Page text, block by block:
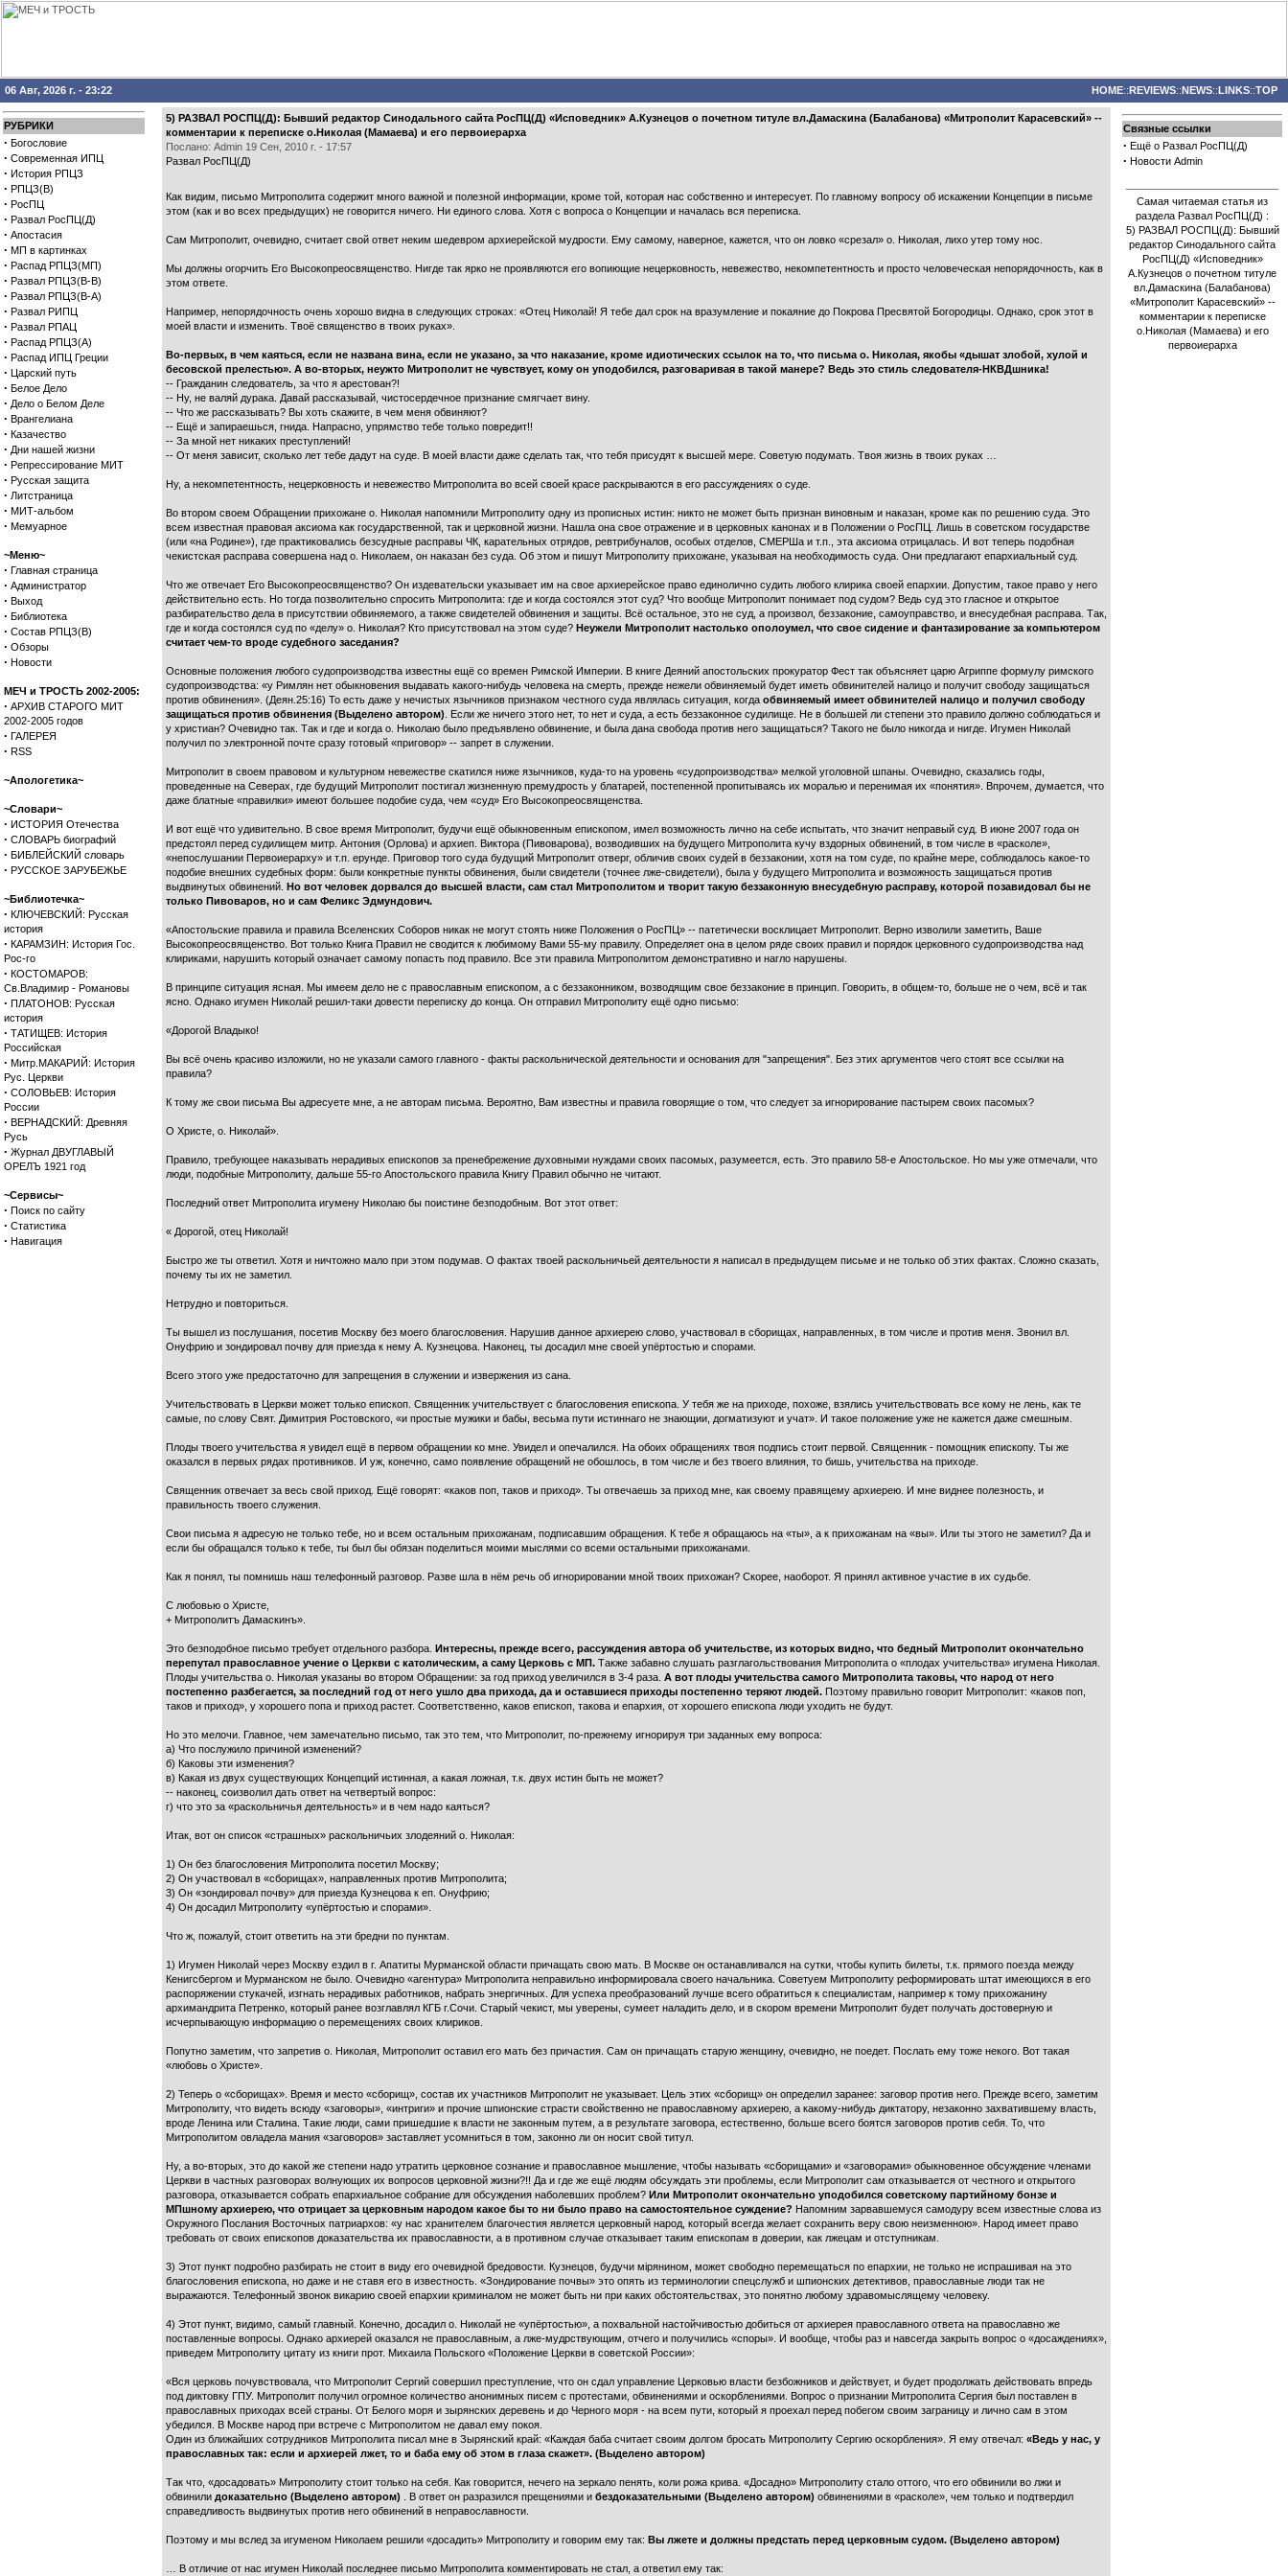
06 Авг, 2026 г. - 23:22 HOME::REVIEWS::NEWS::LINKS::TOP
РУБРИКИ
· Богословие
· Современная ИПЦ
· История РПЦЗ
· РПЦЗ(В)
· РосПЦ
· Развал РосПЦ(Д)
· Апостасия
· МП в картинках
· Распад РПЦЗ(МП)
· Развал РПЦЗ(В-В)
· Развал РПЦЗ(В-А)
· Развал РИПЦ
· Развал РПАЦ
· Распад РПЦЗ(А)
· Распад ИПЦ Греции
· Царский путь
· Белое Дело
· Дело о Белом Деле
· Врангелиана
· Казачество
· Дни нашей жизни
· Репрессирование МИТ
· Русская защита
· Литстраница
· МИТ-альбом
· Мемуарное
~Меню~
· Главная страница
· Администратор
· Выход
· Библиотека
· Состав РПЦЗ(В)
· Обзоры
· Новости
МЕЧ и ТРОСТЬ 2002-2005:
· АРХИВ СТАРОГО МИТ
2002-2005 годов
· ГАЛЕРЕЯ
· RSS
~Апологетика~
~Словари~
· ИСТОРИЯ Отечества
· СЛОВАРЬ биографий
· БИБЛЕЙСКИЙ словарь
· РУССКОЕ ЗАРУБЕЖЬЕ
~Библиотечка~
· КЛЮЧЕВСКИЙ: Русская
история
· КАРАМЗИН: История Гос.
Рос-го
· КОСТОМАРОВ:
Св.Владимир - Романовы
· ПЛАТОНОВ: Русская
история
· ТАТИЩЕВ: История
Российская
· Митр.МАКАРИЙ: История
Рус. Церкви
· СОЛОВЬЕВ: История
России
· ВЕРНАДСКИЙ: Древняя
Русь
· Журнал ДВУГЛАВЫЙ
ОРЕЛЪ 1921 год
~Сервисы~
· Поиск по сайту
· Статистика
· Навигация
5) РАЗВАЛ РОСПЦ(Д): Бывший редактор Синодального сайта РосПЦ(Д) «Исповедник» А.Кузнецов о почетном титуле вл.Дамаскина (Балабанова) «Митрополит Карасевский» --
комментарии к переписке о.Николая (Мамаева) и его первоиерарха
Послано: Admin 19 Сен, 2010 г. - 17:57
Развал РосПЦ(Д)
Как видим, письмо Митрополита содержит много важной и полезной информации, кроме той, которая нас собственно и интересует. По главному вопросу об искажении Концепции в письме
этом (как и во всех предыдущих) не говорится ничего. Ни единого слова. Хотя с вопроса о Концепции и началась вся переписка.
Сам Митрополит, очевидно, считает свой ответ неким шедевром архиерейской мудрости. Ему самому, наверное, кажется, что он ловко «срезал» о. Николая, лихо утер тому нос.
Мы должны огорчить Его Высокопреосвященство. Нигде так ярко не проявляются его вопиющие нецерковность, невежество, некомпетентность и просто человеческая непорядочность, как в
этом ответе.
Например, непорядочность очень хорошо видна в следующих строках: «Отец Николай! Я тебе дал срок на вразумление и покаяние до Покрова Пресвятой Богородицы. Однако, срок этот в
моей власти и изменить. Твоё священство в твоих руках».
Во-первых, в чем каяться, если не названа вина, если не указано, за что наказание, кроме идиотических ссылок на то, что письма о. Николая, якобы «дышат злобой, хулой и
бесовской прелестью». А во-вторых, неужто Митрополит не чувствует, кому он уподобился, разговаривая в такой манере? Ведь это стиль следователя-НКВДшника!
-- Гражданин следователь, за что я арестован?!
-- Ну, не валяй дурака. Давай рассказывай, чистосердечное признание смягчает вину.
-- Что же рассказывать? Вы хоть скажите, в чем меня обвиняют?
-- Ещё и запираешься, гнида. Напрасно, упрямство тебе только повредит!!
-- За мной нет никаких преступлений!
-- От меня зависит, сколько лет тебе дадут на суде. В моей власти даже сделать так, что тебя присудят к высшей мере. Советую подумать. Твоя жизнь в твоих руках …
Ну, а некомпетентность, нецерковность и невежество Митрополита во всей своей красе раскрываются в его рассуждениях о суде.
Во втором своем Обращении прихожане о. Николая напомнили Митрополиту одну из прописных истин: никто не может быть признан виновным и наказан, кроме как по решению суда. Это
всем известная правовая аксиома как государственной, так и церковной жизни. Нашла она свое отражение и в церковных канонах и в Положении о РосПЦ. Лишь в советском государстве
(или «на Родине»), где практиковались безсудные расправы ЧК, карательных отрядов, ревтрибуналов, особых отделов, СМЕРШа и т.п., эта аксиома отрицалась. И вот теперь подобная
чекистская расправа совершена над о. Николаем, он наказан без суда. Об этом и пишут Митрополиту прихожане, указывая на необходимость суда. Они предлагают епархиальный суд.
Что же отвечает Его Высокопреосвященство? Он издевательски указывает им на свое архиерейское право единолично судить любого клирика своей епархии. Допустим, такое право у него
действительно есть. Но тогда позволительно спросить Митрополита: где и когда состоялся этот суд? Что вообще Митрополит понимает под судом? Ведь суд это гласное и открытое
разбирательство дела в присутствии обвиняемого, а также свидетелей обвинения и защиты. Всё остальное, это не суд, а произвол, беззаконие, самоуправство, и внесудебная расправа. Так,
где и когда состоялся суд по «делу» о. Николая? Кто присутствовал на этом суде? Неужели Митрополит настолько ополоумел, что свое сидение и фантазирование за компьютером
считает чем-то вроде судебного заседания?
Основные положения любого судопроизводства известны ещё со времен Римской Империи. В книге Деяний апостольских прокуратор Фест так объясняет царю Агриппе формулу римского
судопроизводства: «у Римлян нет обыкновения выдавать какого-нибудь человека на смерть, прежде нежели обвиняемый будет иметь обвинителей налицо и получит свободу защищаться
против обвинения». (Деян.25:16) То есть даже у нечистых язычников признаком честного суда являлась ситуация, когда обвиняемый имеет обвинителей налицо и получил свободу
защищаться против обвинения (Выделено автором) . Если же ничего этого нет, то нет и суда, а есть беззаконное судилище. Не в большей ли степени это правило должно соблюдаться и
у христиан? Очевидно так. Так и где и когда о. Николаю было предъявлено обвинение, и была дана свобода против него защищаться? Такого не было никогда и нигде. Игумен Николай
получил по электронной почте сразу готовый «приговор» -- запрет в служении.
Митрополит в своем правовом и культурном невежестве скатился ниже язычников, куда-то на уровень «судопроизводства» мелкой уголовной шпаны. Очевидно, сказались годы,
проведенные на Северах, где будущий Митрополит постигал жизненную премудрость у блатарей, постепенной пропитываясь их моралью и перенимая их «понятия». Впрочем, думается, что
даже блатные «правилки» имеют большее подобие суда, чем «суд» Его Высокопреосвященства.
И вот ещё что удивительно. В свое время Митрополит, будучи ещё обыкновенным епископом, имел возможность лично на себе испытать, что значит неправый суд. В июне 2007 года он
предстоял перед судилищем митр. Антония (Орлова) и архиеп. Виктора (Пивоварова), возводивших на будущего Митрополита кучу вздорных обвинений, в том числе в «расколе»,
«непослушании Первоиерарху» и т.п. ерунде. Приговор того суда будущий Митрополит отверг, обличив своих судей в беззаконии, хотя на том суде, по крайне мере, соблюдалось какое-то
подобие внешних судебных форм: были конкретные пункты обвинения, были свидетели (точнее лже-свидетели), была у будущего Митрополита и возможность защищаться против
выдвинутых обвинений. Но вот человек дорвался до высшей власти, сам стал Митрополитом и творит такую беззаконную внесудебную расправу, которой позавидовал бы не
только Пивоваров, но и сам Феликс Эдмундович.
«Апостольские правила и правила Вселенских Соборов никак не могут стоять ниже Положения о РосПЦ» -- патетически восклицает Митрополит. Верно изволили заметить, Ваше
Высокопреосвященство. Вот только Книга Правил не сводится к любимому Вами 55-му правилу. Определяет она в целом ряде своих правил и порядок церковного судопроизводства над
клириками, нарушить который означает самому попасть под правило. Все эти правила Митрополитом демонстративно и нагло нарушены.
В принципе ситуация ясная. Мы имеем дело не с православным епископом, а с беззаконником, возводящим свое беззаконие в принцип. Говорить, в общем-то, больше не о чем, всё и так
ясно. Однако игумен Николай решил-таки довести переписку до конца. Он отправил Митрополиту ещё одно письмо:
«Дорогой Владыко!
Вы всё очень красиво изложили, но не указали самого главного - факты раскольнической деятельности и основания для "запрещения". Без этих аргументов чего стоят все ссылки на
правила?
К тому же свои письма Вы адресуете мне, а не авторам письма. Вероятно, Вам известны и правила говорящие о том, что следует за игнорирование пастырем своих пасомых?
О Христе, о. Николай».
Правило, требующее наказывать нерадивых епископов за пренебрежение духовными нуждами своих пасомых, разумеется, есть. Это правило 58-е Апостольское. Но мы уже отмечали, что
люди, подобные Митрополиту, дальше 55-го Апостольского правила Книгу Правил обычно не читают.
Последний ответ Митрополита игумену Николаю бы поистине безподобным. Вот этот ответ:
« Дорогой, отец Николай!
Быстро же ты ответил. Хотя и ничтожно мало при этом подумав. О фактах твоей раскольничьей деятельности я написал в предыдущем письме и не только об этих фактах. Сложно сказать,
почему ты их не заметил.
Нетрудно и повториться.
Ты вышел из послушания, посетив Москву без моего благословения. Нарушив данное архиерею слово, участвовал в сборищах, направленных, в том числе и против меня. Звонил вл.
Онуфрию и зондировал почву для приезда к нему А. Кузнецова. Наконец, ты досадил мне своей упёртостью и спорами.
Всего этого уже предостаточно для запрещения в служении и извержения из сана.
Учительствовать в Церкви может только епископ. Священник учительствует с благословения епископа. У тебя же на приходе, похоже, взялись учительствовать все кому не лень, как те
самые, по слову Свят. Димитрия Ростовского, «и простые мужики и бабы, весьма пути истиннаго не знающии, догматизуют и учат». И такое положение уже не кажется даже смешным.
Плоды твоего учительства я увидел ещё в первом обращении ко мне. Увидел и опечалился. На обоих обращениях твоя подпись стоит первой. Священник - помощник епископу. Ты же
оказался в первых рядах противников. И уж, конечно, само появление обращений не обошлось, в том числе и без твоего влияния, то бишь, учительства на приходе.
Священник отвечает за весь свой приход. Ещё говорят: «каков поп, таков и приход». Ты отвечаешь за приход мне, как своему правящему архиерею. И мне виднее полезность, и
правильность твоего служения.
Свои письма я адресую не только тебе, но и всем остальным прихожанам, подписавшим обращения. К тебе я обращаюсь на «ты», а к прихожанам на «вы». Или ты этого не заметил? Да и
если бы обращался только к тебе, ты был бы обязан поделиться моими мыслями со всеми остальными прихожанами.
Как я понял, ты помнишь наш телефонный разговор. Разве шла в нём речь об игнорировании мной твоих прихожан? Скорее, наоборот. Я принял активное участие в их судьбе.
С любовью о Христе,
+ Митрополитъ Дамаскинъ».
Это безподобное письмо требует отдельного разбора. Интересны, прежде всего, рассуждения автора об учительстве, из которых видно, что бедный Митрополит окончательно
перепутал православное учение о Церкви с католическим, а саму Церковь с МП. Также забавно слушать разглагольствования Митрополита о «плодах учительства» игумена Николая.
Плоды учительства о. Николая указаны во втором Обращении: за год приход увеличился в 3-4 раза. А вот плоды учительства самого Митрополита таковы, что народ от него
постепенно разбегается, за последний год от него ушло два прихода, да и оставшиеся приходы постепенно теряют людей. Поэтому правильно говорит Митрополит: «каков поп,
таков и приход», у хорошего попа и приход растет. Соответственно, каков епископ, такова и епархия, от хорошего епископа люди уходить не будут.
Но это мелочи. Главное, чем замечательно письмо, так это тем, что Митрополит, по-прежнему игнорируя три заданных ему вопроса:
а) Что послужило причиной изменений?
б) Каковы эти изменения?
в) Какая из двух существующих Концепций истинная, а какая ложная, т.к. двух истин быть не может?
-- наконец, соизволил дать ответ на четвертый вопрос:
г) что это за «раскольничья деятельность» и в чем надо каяться?
Итак, вот он список «страшных» раскольничьих злодеяний о. Николая:
1) Он без благословения Митрополита посетил Москву;
2) Он участвовал в «сборищах», направленных против Митрополита;
3) Он «зондировал почву» для приезда Кузнецова к еп. Онуфрию;
4) Он досадил Митрополиту «упёртостью и спорами».
Что ж, пожалуй, стоит ответить на эти бредни по пунктам.
1) Игумен Николай через Москву ездил в г. Апатиты Мурманской области причащать свою мать. В Москве он останавливался на сутки, чтобы купить билеты, т.к. прямого поезда между
Кенигсбергом и Мурманском не было. Очевидно «агентура» Митрополита неправильно информировала своего начальника. Советуем Митрополиту реформировать штат имеющихся в его
распоряжении стукачей, изгнать нерадивых работников, набрать энергичных. Для успеха преобразований лучше всего обратиться к специалистам, например к тому прихожанину
архимандрита Петренко, который ранее возглавлял КГБ г.Сочи. Старый чекист, мы уверены, сумеет наладить дело, и в скором времени Митрополит будет получать достоверную и
исчерпывающую информацию о перемещениях своих клириков.
Попутно заметим, что запретив о. Николая, Митрополит оставил его мать без причастия. Сам он причащать старую женщину, очевидно, не поедет. Послать ему тоже некого. Вот такая
«любовь о Христе».
2) Теперь о «сборищах». Время и место «сборищ», состав их участников Митрополит не указывает. Цель этих «сборищ» он определил заранее: заговор против него. Прежде всего, заметим
Митрополиту, что видеть всюду «заговоры», «интриги» и прочие шпионские страсти свойственно не православному архиерею, а какому-нибудь диктатору, незаконно захватившему власть,
вроде Ленина или Сталина. Такие люди, сами пришедшие к власти не законным путем, а в результате заговора, естественно, больше всего боятся заговоров против себя. То, что
Митрополитом овладела мания «заговоров» заставляет усомниться в том, законно ли он носит свой титул.
Ну, а во-вторых, это до какой же степени надо утратить церковное сознание и православное мышление, чтобы называть «сборищами» и «заговорами» обыкновенное обсуждение членами
Церкви в частных разговорах волнующих их вопросов церковной жизни?!! Да и где же ещё людям обсуждать эти проблемы, если Митрополит сам отказывается от честного и открытого
разговора, отказывается собрать епархиальное собрание для обсуждения наболевших проблем? Или Митрополит окончательно уподобился советскому партийному бонзе и
МПшному архиерею, что отрицает за церковным народом какое бы то ни было право на самостоятельное суждение? Напомним зарвавшемуся самодуру всем известные слова из
Окружного Послания Восточных патриархов: «у нас хранителем благочестия является церковный народ, который всегда желает сохранить веру свою неизменною». Народ имеет право
требовать от своих епископов доказательства их православности, а в противном случае отказывает таким епископам в доверии, как лжецам и отступникам.
3) Этот пункт подробно разбирать не стоит в виду его очевидной бредовости. Кузнецов, будучи мiрянином, может свободно перемещаться по епархии, не только не испрашивая на это
благословения епископа, но даже и не ставя его в известность. «Зондирование почвы» это опять из терминологии спецслужб и шпионских детективов, православные люди так не
выражаются. Телефонный звонок викарию своей епархии криминалом не может быть ни при каких обстоятельствах, это понятно любому здравомыслящему человеку.
4) Этот пункт, видимо, самый главный. Конечно, досадил о. Николай не «упёртостью», а похвальной настойчивостью добиться от архиерея православного ответа на православно же
поставленные вопросы. Однако архиерей оказался не православным, а лже-мудрствующим, отчего и получились «споры». И вообще, чтобы раз и навсегда закрыть вопрос о «досаждениях»,
приведем Митрополиту цитату из книги прот. Михаила Польского «Положение Церкви в советской России»:
«Вся церковь почувствовала, что Митрополит Сергий совершил преступление, что он сдал управление Церковью власти безбожников и действует, и будет продолжать действовать впредь
под диктовку ГПУ. Митрополит получил огромное количество анонимных писем с протестами, обвинениями и оскорблениями. Вопрос о признании Митрополита Сергия был поставлен в
православных приходах всей страны. От Белого моря и зырянских деревень и до Черного моря - на всем пути, который я проехал перед побегом своим заграницу и лично сам в этом
убедился. В Москве народ при встрече с Митрополитом не давал ему покоя.
Один из ближайших сотрудников Митрополита писал мне в Зырянский край: «Каждая баба считает своим долгом бросать Митрополиту Сергию оскорбления». Я ему отвечал: «Ведь у нас, у
православных так: если и архиерей лжет, то и баба ему об этом в глаза скажет». (Выделено автором)
Так что, «досадовать» Митрополиту стоит только на себя. Как говорится, нечего на зеркало пенять, коли рожа крива. «Досадно» Митрополиту стало оттого, что его обвинили во лжи и
обвинили доказательно (Выделено автором) . В ответ он разразился прещениями и бездоказательными (Выделено автором) обвинениями в «расколе», чем только и подтвердил
справедливость выдвинутых против него обвинений в неправославности.
Поэтому и мы вслед за игуменом Николаем решили «досадить» Митрополиту и говорим ему так: Вы лжете и должны предстать перед церковным судом. (Выделено автором)
… В отличие от нас игумен Николай последнее письмо Митрополита комментировать не стал, а ответил ему так:
Связные ссылки
· Ещё о Развал РосПЦ(Д)
· Новости Admin
Самая читаемая статья из
раздела Развал РосПЦ(Д) :
5) РАЗВАЛ РОСПЦ(Д): Бывший
редактор Синодального сайта
РосПЦ(Д) «Исповедник»
А.Кузнецов о почетном титуле
вл.Дамаскина (Балабанова)
«Митрополит Карасевский» --
комментарии к переписке
о.Николая (Мамаева) и его
первоиерарха